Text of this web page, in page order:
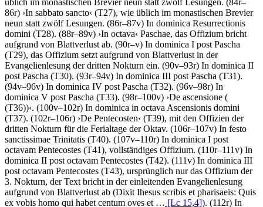
üblich im monastischen Brevier neun statt zwölf Lesungen. (84r–
86r) ›In sabbato sancto‹ (T27), wie üblich im monastischen Brevier
neun statt zwölf Lesungen. (86r–87v) In dominica Resurrectionis
domini (T28). (88r–89v) ›In octava‹ Paschae, das Offizium bricht
aufgrund von Blattverlust ab. (90r–v) In dominica I post Pascha
(T29), das Offizium setzt aufgrund von Blattverlust in der
Evangelienlesung der dritten Nokturn ein. (90v–93r) In dominica II
post Pascha (T30). (93r–94v) In dominica III post Pascha (T31).
(94v–96v) In dominica IV post Pascha (T32). (96v–98r) In
dominica V post Pascha (T33). (98r–100v) ›De ascensione (
(T36))‹. (100v–102r) In dominica in octava Ascensionis domini
(T37). (102r–106r) ›De Pentecosten‹ (T39), mit den Offizien der
dritten Nokturn für die Ferialtage der Oktav. (106r–107v) In festo
sanctissimae Trinitatis (T40). (107v–110r) In dominica I post
octavam Pentecostes (T41), vollständiges Offizium. (110r–111v) In
dominica II post octavam Pentecostes (T42). (111v) In dominica III
post octavam Pentecostes (T43), ursprünglich nur das Offizium der
3. Nokturn, der Text bricht in der einleitenden Evangelienlesung
aufgrund von Blattverlust ab (Dixit Ihesus scribis et pharisaeis: Quis
ex vobis homo qui habet centum oves et … [Lc 15,4]). (112r) In